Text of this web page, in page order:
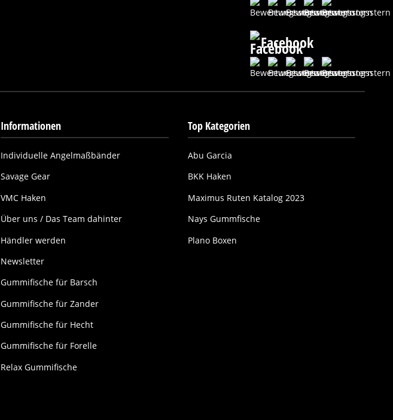
Facebook
Informationen
Individuelle Angelmaßbänder
Savage Gear
VMC Haken
Über uns / Das Team dahinter
Händler werden
Newsletter
Gummifische für Barsch
Gummifische für Zander
Gummifische für Hecht
Gummifische für Forelle
Relax Gummifische
Top Kategorien
Abu Garcia
BKK Haken
Maximus Ruten Katalog 2023
Nays Gummfische
Plano Boxen